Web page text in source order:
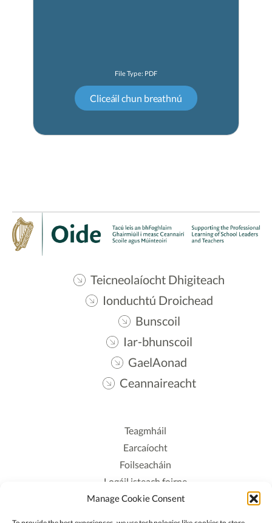
Manage Cookie Consent
Teicneolaíocht Dhigiteach
Ionduchtú Droichead
Bunscoil
Iar-bhunscoil
GaelAonad
Ceannaireacht
Teagmháil
Earcaíocht
Foilseacháin
Logáil isteach foirne
Polasaí Príobháideachais